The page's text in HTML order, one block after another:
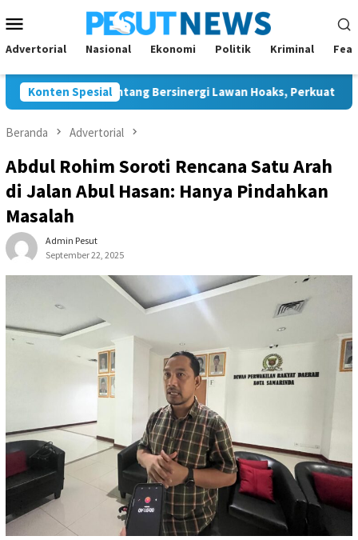
ke
kontenMobile
Advertorial Nasional Ekonomi Politik Kriminal
Konten Spesial
dan JMSI Bontang Bersinergi Lawan Hoaks, Perkuat Demokrasi
Beranda Advertorial
Abdul Rohim Soroti Rencana Satu Arah
di Jalan Abul Hasan: Hanya Pindahkan
Masalah
Admin Pesut
September 22, 2025